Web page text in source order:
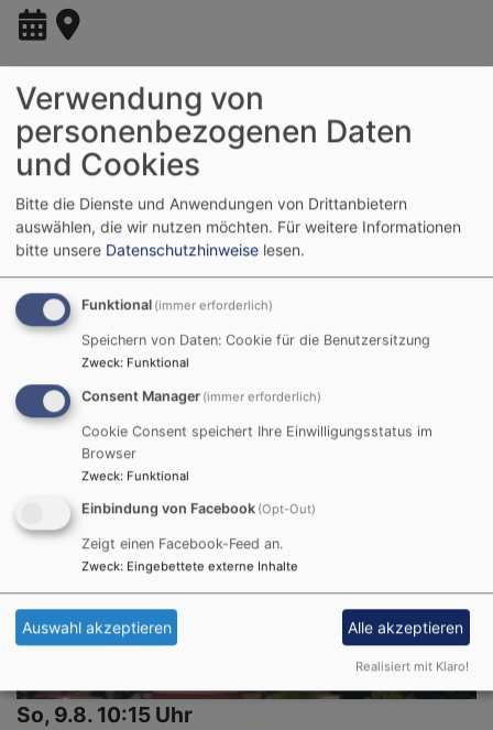
So, 9.8. 10:15 Uhr
Gottesdienst
Prädikant Langer
Neuses am Berg
St. Nicolai Kirche
So, 9.8. 10:15 Uhr
Verwendung von
personenbezogenen Daten
und Cookies
Bitte die Dienste und Anwendungen von Drittanbietern
auswählen, die wir nutzen möchten. Für weitere Informationen
bitte unsere Datenschutzhinweise lesen.
Funktional (immer erforderlich)
Speichern von Daten: Cookie für die Benutzersitzung
Zweck: Funktional
Consent Manager (immer erforderlich)
Cookie Consent speichert Ihre Einwilligungsstatus im
Browser
Zweck: Funktional
Einbindung von Facebook (Opt-Out)
Zeigt einen Facebook-Feed an.
Zweck: Eingebettete externe Inhalte
Auswahl akzeptieren Alle akzeptieren
Realisiert mit Klaro!